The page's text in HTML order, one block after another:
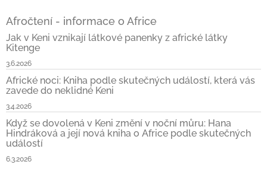
Afročtení - informace o Africe
Jak v Keni vznikají látkové panenky z africké látky
Kitenge
3.6.2026
Africké noci: Kniha podle skutečných událostí, která vás
zavede do neklidné Keni
3.4.2026
Když se dovolená v Keni změní v noční můru: Hana
Hindráková a její nová kniha o Africe podle skutečných
událostí
6.3.2026